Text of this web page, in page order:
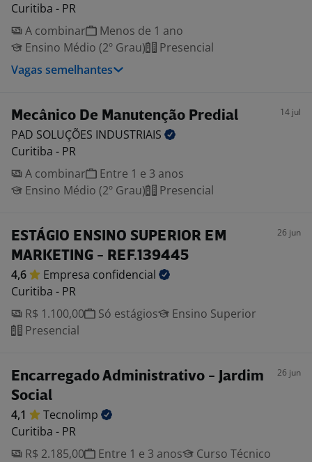
Curitiba - PR
A combinar
Menos de 1 ano
Ensino Médio (2º Grau)
Presencial
Vagas semelhantes
Mecânico De Manutenção Predial 14 jul
PAD SOLUÇÕES INDUSTRIAIS
Curitiba - PR
A combinar
Entre 1 e 3 anos
Ensino Médio (2º Grau)
Presencial
ESTÁGIO ENSINO SUPERIOR EM
MARKETING - REF.139445
26 jun
4,6 Empresa confidencial
Curitiba - PR
R$ 1.100,00
Só estágios
Ensino Superior
Presencial
Encarregado Administrativo - Jardim
Social
26 jun
4,1
Tecnolimp
Curitiba - PR
R$ 2.185,00
Entre 1 e 3 anos
Curso Técnico